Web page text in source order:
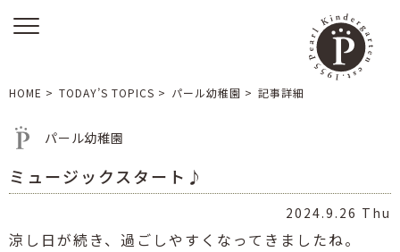
HOME > TODAY’S TOPICS > パール幼稚園 > 記事詳細
パール幼稚園
ミュージックスタート♪
2024.9.26 Thu
涼し日が続き、過ごしやすくなってきましたね。